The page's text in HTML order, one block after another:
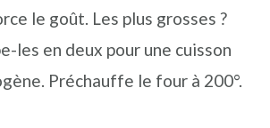
le goût. Les plus grosses ?
les en deux pour une cuisson
Préchauffe le four à 200°.